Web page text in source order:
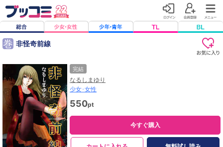
巻 非怪奇前線
完結
なるしまゆり
少女･女性
550pt
今すぐ購入